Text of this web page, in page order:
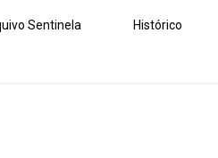
Sentinela Histórico